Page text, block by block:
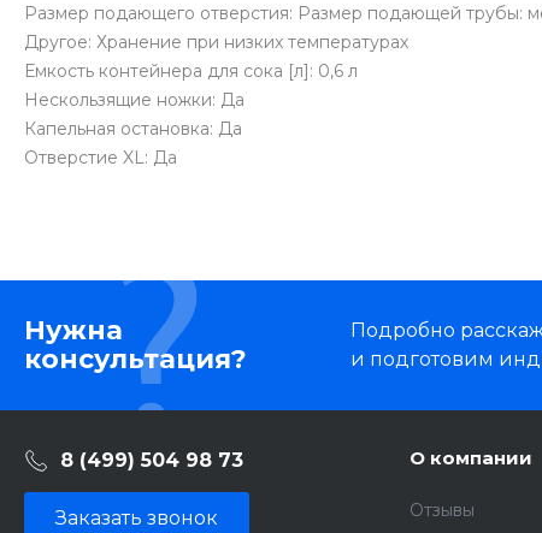
Размер подающего отверстия: Размер подающей трубы:
Другое: Хранение при низких температурах
Емкость контейнера для сока [л]: 0,6 л
Нескользящие ножки: Да
Капельная остановка: Да
Отверстие XL: Да
Нужна
консультация?
Подробно
и подготовим
8 (499) 504 98 73
Заказать звонок
О компании
Отзывы